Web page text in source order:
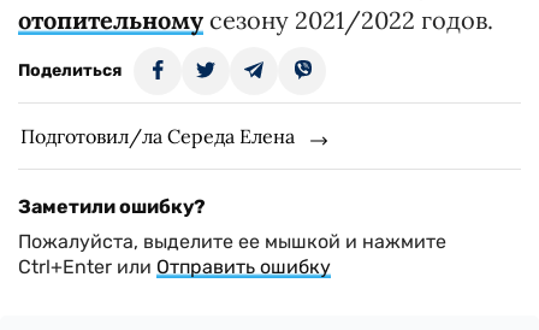
отопительному сезону 2021/2022 годов.
Поделиться
Подготовил/ла Середа Елена
Заметили ошибку?
Пожалуйста, выделите ее мышкой и нажмите
Ctrl+Enter или Отправить ошибку